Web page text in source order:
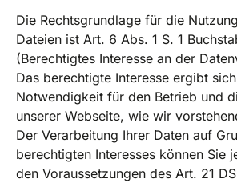
Die Rechtsgrundlage für die
Dateien ist Art. 6 Abs. 1 S. 1
(Berechtigtes Interesse an der
Das berechtigte Interesse ergibt
Notwendigkeit für den Betrieb und
unserer Webseite, wie wir
Der Verarbeitung Ihrer Daten auf
berechtigten Interesses können Sie
den Voraussetzungen des Art. 21